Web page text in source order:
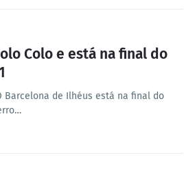
Colo e está na final do
Barcelona de Ilhéus está na final do